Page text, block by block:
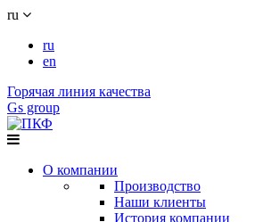
ru
ru
en
Горячая линия качества
Gs group
О компании
Производство
Наши клиенты
История компании